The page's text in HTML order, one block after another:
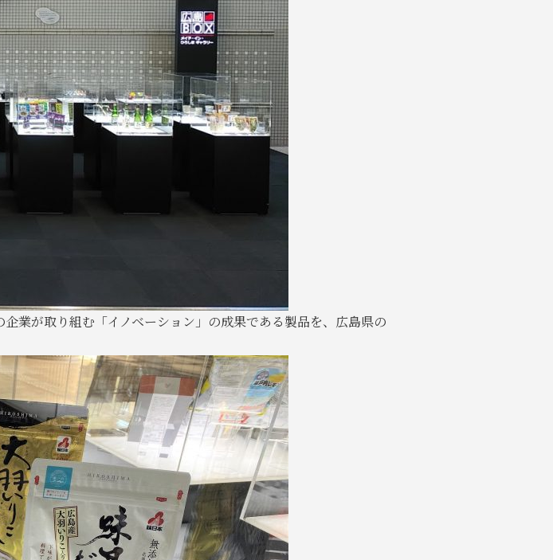
業が取り組む「イノベーション」の成果である製品を、広島県の